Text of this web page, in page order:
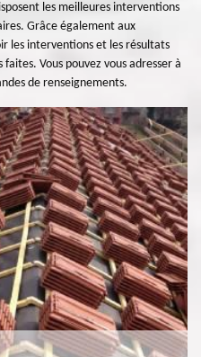
les meilleures interventions
Grâce également aux
les interventions et les résultats
Vous pouvez vous adresser à
de renseignements.